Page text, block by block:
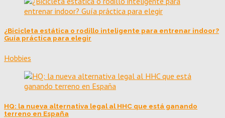
¿Bicicleta estática o rodillo inteligente para entrenar indoor?
Guía práctica para elegir
Hobbies
HQ: la nueva alternativa legal al HHC que está ganando
terreno en España